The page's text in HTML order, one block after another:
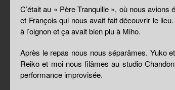
C’était au « Père Tranquille », où nous
et François qui nous avait fait découvrir le
à l’oignon et ça avait bien plu à Miho.
Après le repas nous nous séparâmes. Yuko
Reiko et moi nous filâmes au studio
performance improvisée.